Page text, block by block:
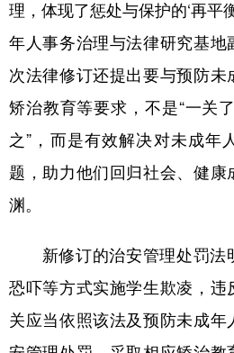
理，体现了惩处与保护的‘再平
年人事务治理与法律研究基地
次法律修订还提出要与预防未
矫治教育等要求，不是“一关
之”，而是有效解决对未成年
题，助力他们回归社会、健康
渊。
新修订的治安管理处罚法
恐吓等方式实施学生欺凌，违
关应当依照该法及预防未成年